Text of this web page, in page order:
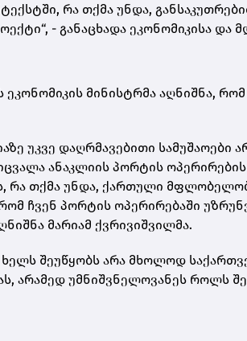
რა თქმა უნდა,
- განაცხადა ეკონომიკისა და
მინისტრმა აღნიშნა, რომ
უკვე დაღრმავებითი სამუშაოები
ანაკლიის პორტის
რა თქმა უნდა, ქართული
ჩვენ პორტის ოპერირებაში
მარიამ ქვრივიშვილმა.
ხელს შეუწყობს არა მხოლოდ
არამედ უმნიშვნელოვანეს როლს